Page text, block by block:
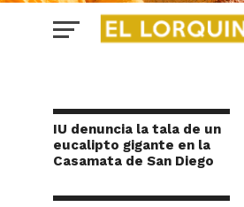
IU denuncia la tala de un
eucalipto gigante en la
Casamata de San Diego